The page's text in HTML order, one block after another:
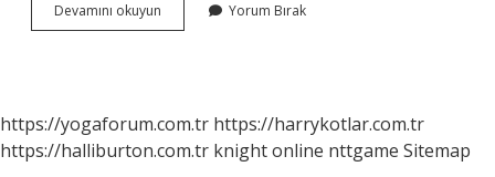
Devamını okuyun
Balon
Yorum Bırak
https://yogaforum.com.tr https://harrykotlar.com.tr
https://halliburton.com.tr knight online nttgame Sitemap